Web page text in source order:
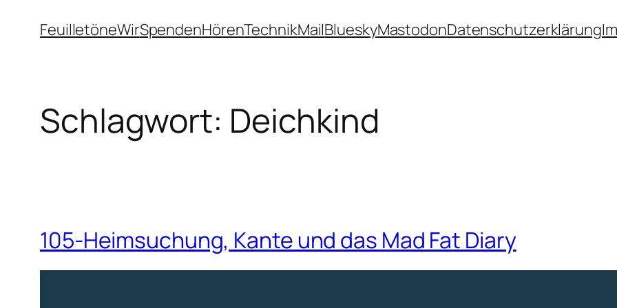
InhaltFeuilletöneWirSpendenHörenTechnikMailBlueskyMastodonDatenschutzerklärung
Schlagwort: Deichkind
105-Heimsuchung, Kante und das Mad Fat Diary